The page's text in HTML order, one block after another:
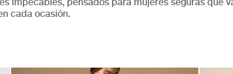
cada ocasión.